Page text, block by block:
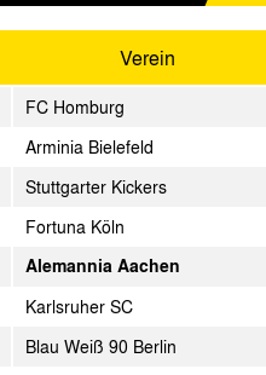
Di. 18.03.1986
Fr. 21.03.1986
Do. 27.03.1986
Fr. 04.04.1986
Di. 08.04.1986
Verein
FC Homburg
Arminia Bielefeld
Stuttgarter Kickers
Fortuna Köln
Alemannia Aachen
Karlsruher SC
Blau Weiß 90 Berlin